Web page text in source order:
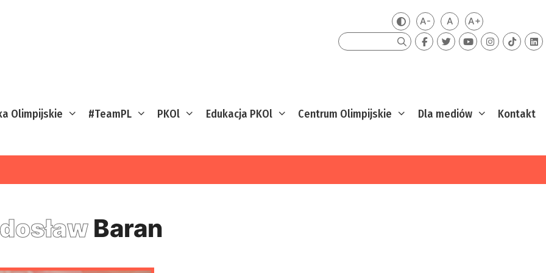
Zmień kontrast
A-Mniejsza czcionka
ADomyślna czcionka
A+Większa
Szukaj
Olimpijskie #TeamPL PKOl Edukacja PKOl Centrum Olimpijskie Dla mediów Kontakt
Baran